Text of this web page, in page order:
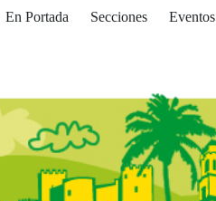
En Portada Secciones Eventos